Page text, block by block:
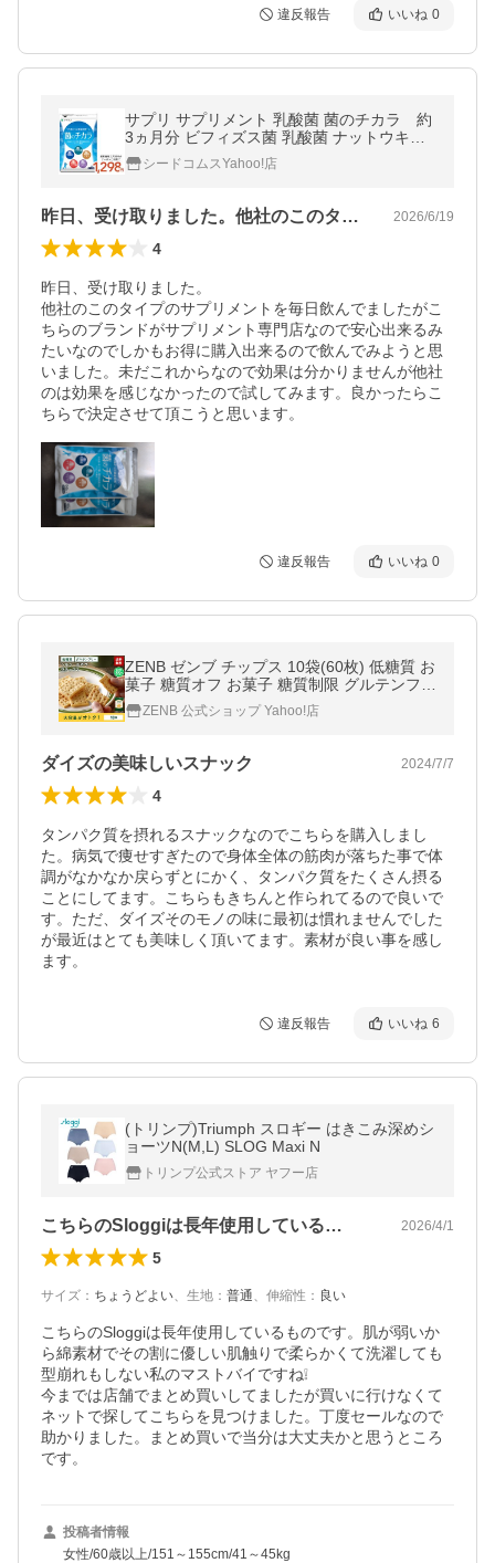
違反報告 いいね 0
サプリ サプリメント 乳酸菌 菌のチカラ 約
3ヵ月分 ビフィズス菌 乳酸菌 ナットウキナ
ーゼ ラクトフェリン 酵母菌 フラクトオリゴ
糖 シードコムスYahoo!店
昨日、受け取りました。他社のこのタイプ… 2026/6/19
4
昨日、受け取りました。
他社のこのタイプのサプリメントを毎日飲んでましたがこ
ちらのブランドがサプリメント専門店なので安心出来るみ
たいなのでしかもお得に購入出来るので飲んでみようと思
いました。未だこれからなので効果は分かりませんが他社
のは効果を感じなかったので試してみます。良かったらこ
ちらで決定させて頂こうと思います。
違反報告 いいね 0
ZENB ゼンブ チップス 10袋(60枚) 低糖質 お
菓子 糖質オフ お菓子 糖質制限 グルテンフリ
ー クラッカー おつまみ 間食 小腹 クッキー
ZENB 公式ショップ Yahoo!店
ダイズの美味しいスナック 2024/7/7
4
タンパク質を摂れるスナックなのでこちらを購入しまし
た。病気で痩せすぎたので身体全体の筋肉が落ちた事で体
調がなかなか戻らずとにかく、タンパク質をたくさん摂る
ことにしてます。こちらもきちんと作られてるので良いで
す。ただ、ダイズそのモノの味に最初は慣れませんでした
が最近はとても美味しく頂いてます。素材が良い事を感し
ます。
違反報告 いいね 6
(トリンプ)Triumph スロギー はきこみ深めシ
ョーツN(M,L) SLOG Maxi N
トリンプ公式ストア ヤフー店
こちらのSloggiは長年使用している… 2026/4/1
5
サイズ ： ちょうどよい、 生地 ： 普通、 伸縮性 ： 良い
こちらのSloggiは長年使用しているものです。肌が弱いか
ら綿素材でその割に優しい肌触りで柔らかくて洗濯しても
型崩れもしない私のマストバイですね❕️
今までは店舗でまとめ買いしてましたが買いに行けなくて
ネットで探してこちらを見つけました。丁度セールなので
助かりました。まとめ買いで当分は大丈夫かと思うところ
です。
投稿者情報
女性/60歳以上/151～155cm/41～45kg